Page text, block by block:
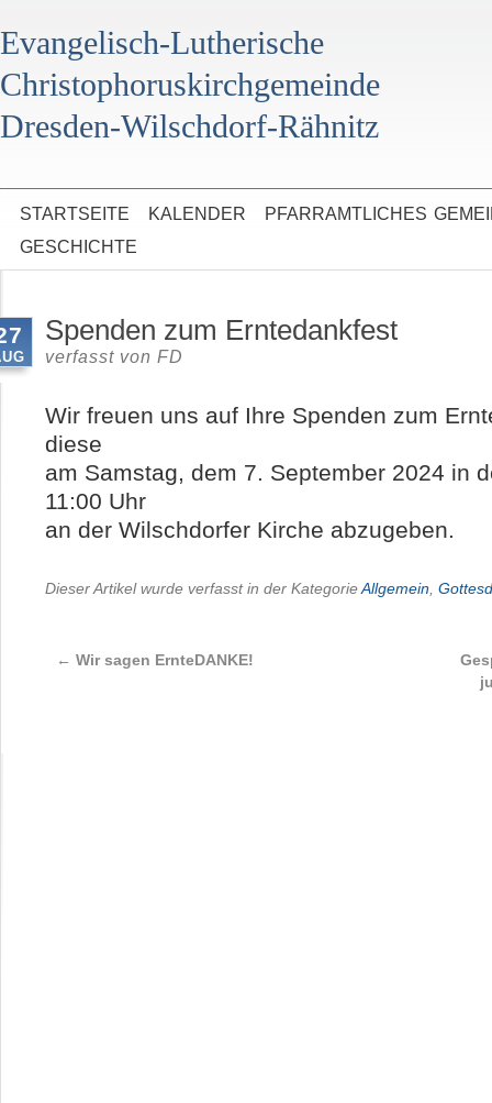
Evangelisch-Lutherische
Christophoruskirchgemeinde
Dresden-Wilschdorf-Rähnitz
STARTSEITE KALENDER PFARRAMTLICHES
GESCHICHTE
Spenden zum Erntedankfest
verfasst von FD
Wir freuen uns auf Ihre Spenden zum
diese
am Samstag, dem 7. September 2024 in
11:00 Uhr
an der Wilschdorfer Kirche abzugeben.
Dieser Artikel wurde verfasst in der KategorieAllgemein
← Wir sagen ErnteDANKE!